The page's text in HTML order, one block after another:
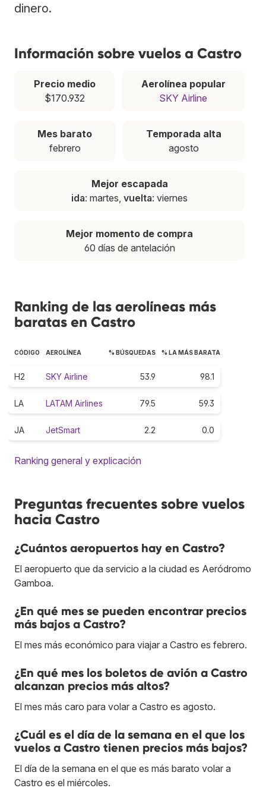
dinero.
Información sobre vuelos a Castro
Precio medio
$170.932
Aerolínea popular
SKY Airline
Mes barato
febrero
Temporada alta
agosto
Mejor escapada
ida: martes, vuelta: viernes
Mejor momento de compra
60 días de antelación
Ranking de las aerolíneas más
baratas en Castro
CÓDIGO AEROLÍNEA % BÚSQUEDAS % LA MÁS BARATA
H2 SKY Airline 53.9 98.1
LA LATAM Airlines 79.5 59.3
JA JetSmart 2.2 0.0
Ranking general y explicación
Preguntas frecuentes sobre vuelos
hacia Castro
¿Cuántos aeropuertos hay en Castro?
El aeropuerto que da servicio a la ciudad es Aeródromo
Gamboa.
¿En qué mes se pueden encontrar precios
más bajos a Castro?
El mes más económico para viajar a Castro es febrero.
¿En qué mes los boletos de avión a Castro
alcanzan precios más altos?
El mes más caro para volar a Castro es agosto.
¿Cuál es el día de la semana en el que los
vuelos a Castro tienen precios más bajos?
El día de la semana en el que es más barato volar a
Castro es el miércoles.